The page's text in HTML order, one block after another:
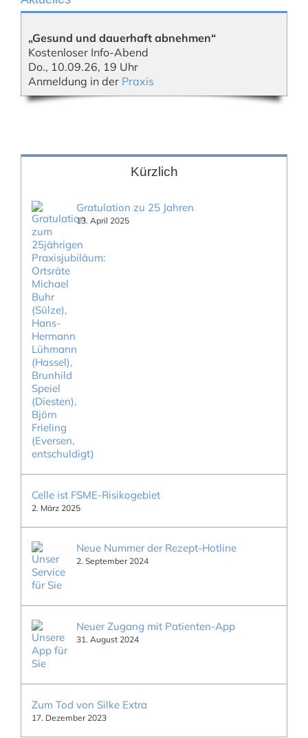
„Gesund und dauerhaft abnehmen“
Kostenloser Info-Abend
Do., 10.09.26, 19 Uhr
Anmeldung in der Praxis
Kürzlich
Gratulation zu 25 Jahren
13. April 2025
Celle ist FSME-Risikogebiet
2. März 2025
Neue Nummer der Rezept-Hotline
2. September 2024
Neuer Zugang mit Patienten-App
31. August 2024
Zum Tod von Silke Extra
17. Dezember 2023